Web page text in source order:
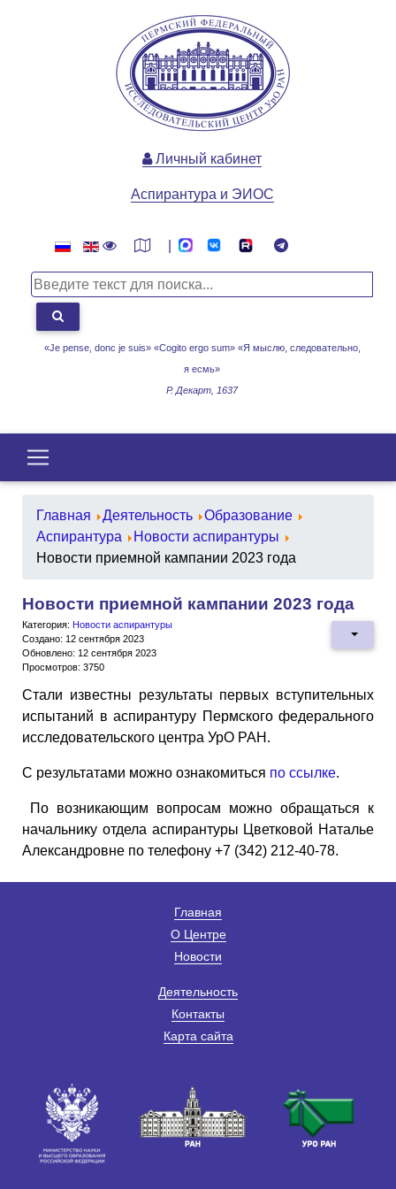
«Je pense, donc je suis» «Cogito ergo sum» «Я мыслю, следовательно,
я есмь»
Р. Декарт, 1637
Личный кабинет
Аспирантура и ЭИОС
Главная Деятельность
Образование
Аспирантура
Новости аспирантуры
Новости приемной кампании 2023 года
Новости приемной кампании 2023 года
Категория: Новости аспирантуры
Создано: 12 сентября 2023
Обновлено: 12 сентября 2023
Просмотров: 3750
Стали известны результаты первых вступительных
испытаний в аспирантуру Пермского федерального
исследовательского центра УрО РАН.
C результатами можно ознакомиться по ссылке.
По возникающим вопросам можно обращаться к
начальнику отдела аспирантуры Цветковой Наталье
Александровне по телефону +7 (342) 212-40-78.
Главная
О Центре
Новости
Деятельность
Контакты
Карта сайта